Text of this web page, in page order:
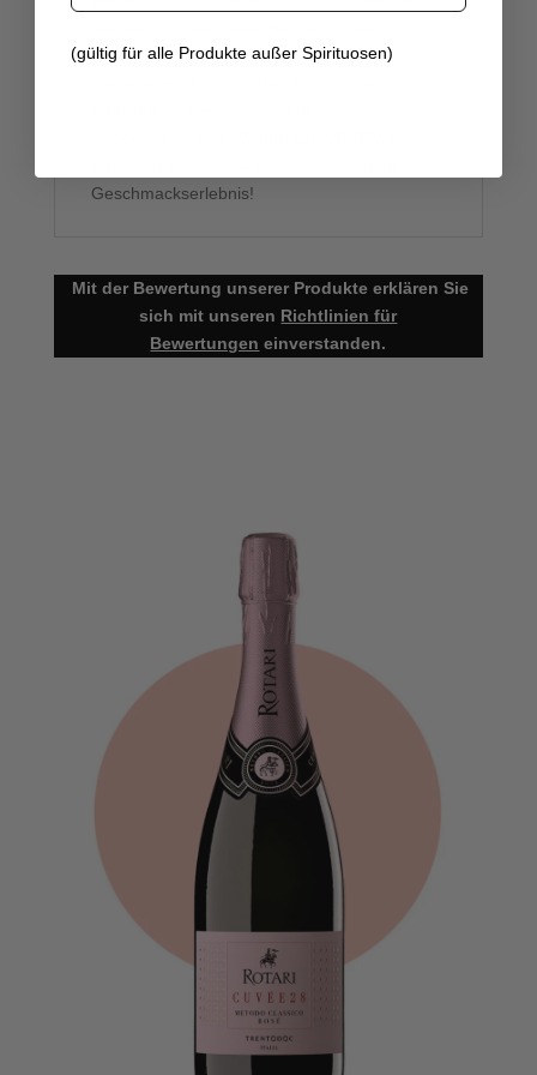
begeistert. Sein komplexes Aromenspiel und
Geschmackserlebnis!
Mit der Bewertung unserer Produkte erklären Sie
sich mit unseren Richtlinien für
Bewertungen einverstanden.
(gültig für alle Produkte außer Spirituosen)